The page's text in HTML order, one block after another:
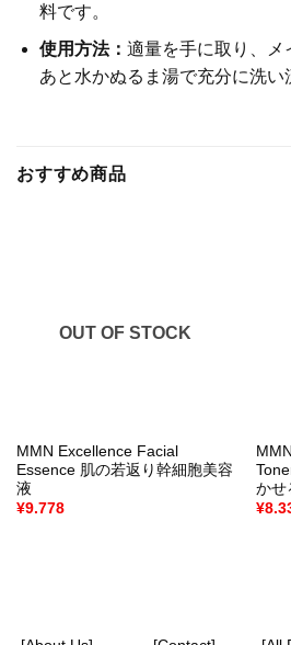
料です。
使用方法： 適量を手に取り、メ
あと水かぬるま湯で充分に洗い
おすすめ商品
OUT OF STOCK
MMN Excellence Facial
Essence 肌の若返り幹細胞美容
液
¥9.778
かせ
¥